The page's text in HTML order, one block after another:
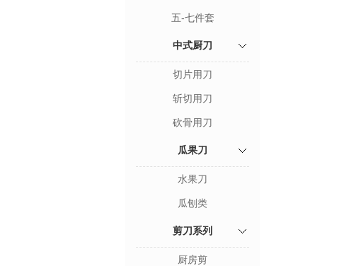
五-七件套
中式厨刀
切片用刀
斩切用刀
砍骨用刀
瓜果刀
水果刀
瓜刨类
剪刀系列
厨房剪